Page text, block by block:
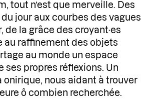
tout n’est que merveille. Des
du jour aux courbes des vagues
de la grâce des croyant·es
au raffinement des objets
au monde un espace
ses propres réflexions. Un
onirique, nous aidant à trouver
ô combien recherchée.